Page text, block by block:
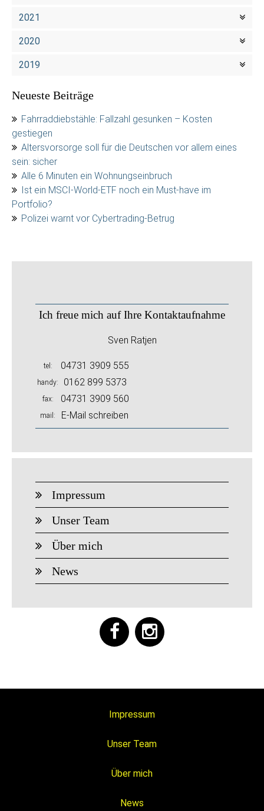
2021
2020
2019
Neueste Beiträge
Fahrraddiebstähle: Fallzahl gesunken – Kosten
gestiegen
Altersvorsorge soll für die Deutschen vor allem eines
sein: sicher
Alle 6 Minuten ein Wohnungseinbruch
Ist ein MSCI-World-ETF noch ein Must-have im
Portfolio?
Polizei warnt vor Cybertrading-Betrug
Ich freue mich auf Ihre Kontaktaufnahme
Sven Ratjen
tel 04731 3909 555
handy 0162 899 5373
fax 04731 3909 560
mail E-Mail schreiben
Impressum
Unser Team
Über mich
News
Impressum
Unser Team
Über mich
News